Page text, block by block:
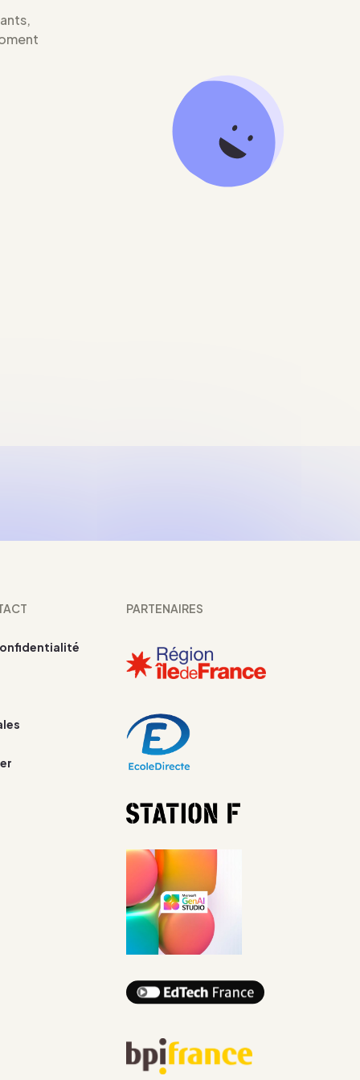
PARTENAIRES